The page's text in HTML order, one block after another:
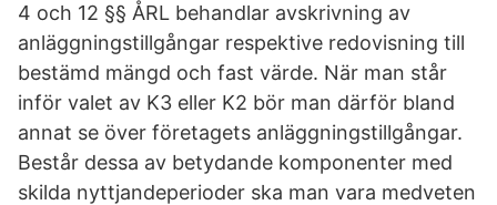
4 och 12 §§ ÅRL behandlar avskrivning av
anläggningstillgångar respektive redovisning till
bestämd mängd och fast värde. När man står
inför valet av K3 eller K2 bör man därför bland
annat se över företagets anläggningstillgångar.
Består dessa av betydande komponenter med
skilda nyttjandeperioder ska man vara medveten